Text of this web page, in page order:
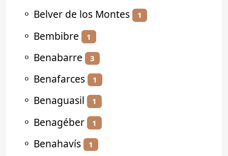
⚬ Belver de los Montes 1
⚬ Bembibre 1
⚬ Benabarre 3
⚬ Benafarces 1
⚬ Benaguasil 1
⚬ Benagéber 1
⚬ Benahavís 1